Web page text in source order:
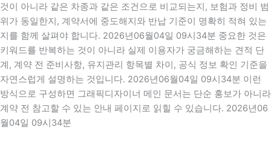
것이 아니라 같은 차종과 같은 조건으로 비교되는지, 보험과 정비 범
위가 동일한지, 계약서에 중도해지와 반납 기준이 명확히 적혀 있는
지를 함께 살펴야 합니다. 2026년06월04일 09시34분 중요한 것은
키워드를 반복하는 것이 아니라 실제 이용자가 궁금해하는 견적 단
계, 계약 전 준비사항, 유지관리 항목별 차이, 공식 정보 확인 기준을
자연스럽게 설명하는 것입니다. 2026년06월04일 09시34분 이런
방식으로 구성하면 그래픽디자이너 메인 문서는 단순 홍보가 아니라
계약 전 참고할 수 있는 안내 페이지로 읽힐 수 있습니다. 2026년06
월04일 09시34분